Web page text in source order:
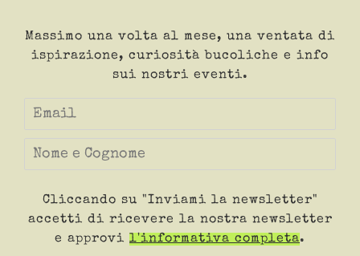
Massimo una volta al mese, una ventata di
ispirazione, curiosità bucoliche e info
sui nostri eventi.
Cliccando su "Inviami la newsletter"
accetti di ricevere la nostra newsletter
e approvi l'informativa completa.